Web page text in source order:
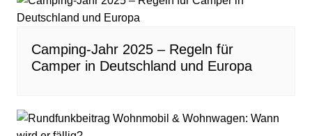
Camping-Jahr 2025 – Regeln für
Camper in Deutschland und Europa